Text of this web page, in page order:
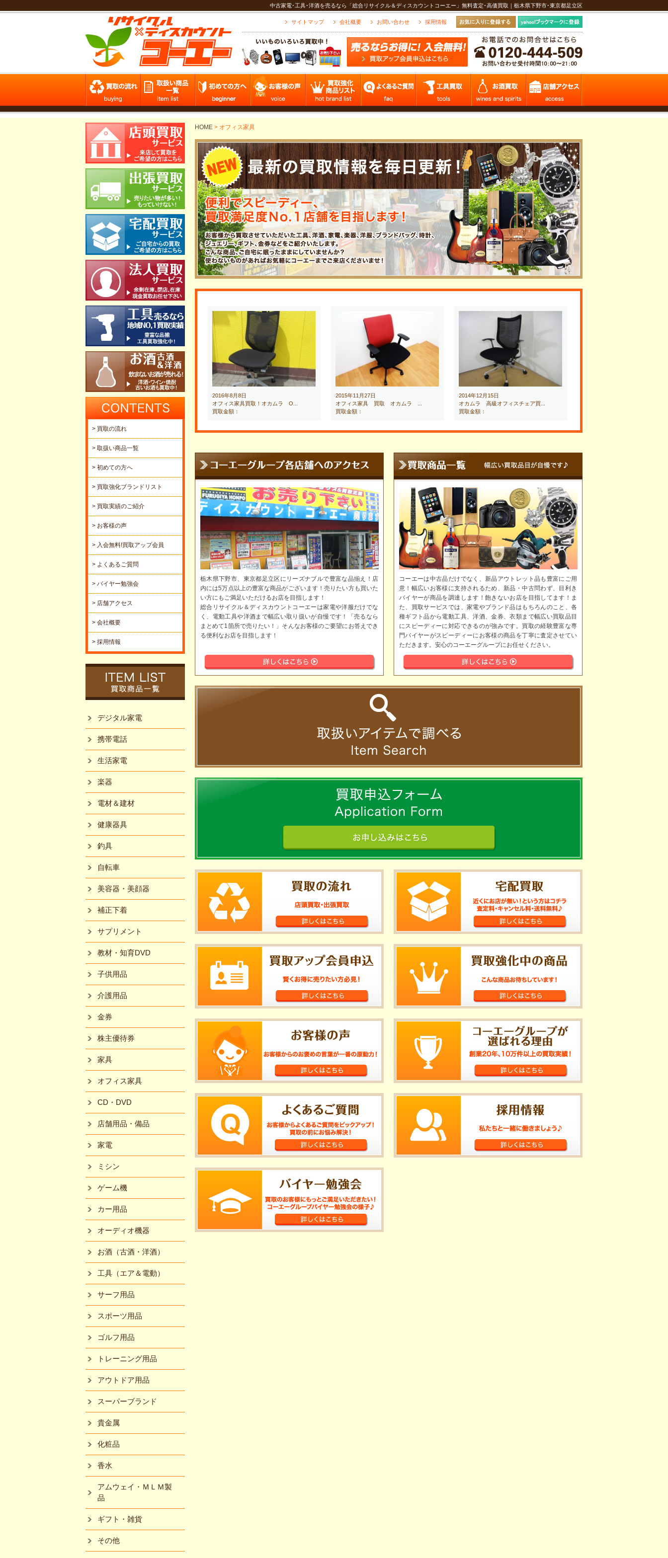
中古家電･工具･洋酒を売るなら「総合リサイクル＆ディスカウントコーエー」無料査定･高価買取｜栃木県下野市･東京都足立区
サイトマップ 会社概要 お問い合わせ 採用情報
HOME > オフィス家具
2016年8月8日
オフィス家具買取！オカムラ O...
買取金額：
2015年11月27日
オフィス家具 買取 オカムラ ...
買取金額：
2014年12月15日
オカムラ 高級オフィスチェア買...
買取金額：
栃木県下野市、東京都足立区にリーズナブルで豊富な品揃え！店
内には5万点以上の豊富な商品がございます！売りたい方も買いた
い方にもご満足いただけるお店を目指します！
総合リサイクル＆ディスカウントコーエーは家電や洋服だけでな
く、電動工具や洋酒まで幅広い取り扱いが自慢です！「売るなら
まとめて1箇所で売りたい！」そんなお客様のご要望にお答えでき
る便利なお店を目指します！
コーエーは中古品だけでなく、新品アウトレット品も豊富にご用
意！幅広いお客様に支持されるため、新品・中古問わず、目利き
バイヤーが商品を調達します！飽きないお店を目指してます！ま
た、買取サービスでは、家電やブランド品はもちろんのこと、各
種ギフト品から電動工具、洋酒、金券、衣類まで幅広い買取品目
にスピーディーに対応できるのが強みです。買取の経験豊富な専
門バイヤーがスピーディーにお客様の商品を丁寧に査定させてい
ただきます。安心のコーエーグループにお任せください。
> 買取の流れ
> 取扱い商品一覧
> 初めての方へ
> 買取強化ブランドリスト
> 買取実績のご紹介
> お客様の声
> 入会無料!買取アップ会員
> よくあるご質問
> バイヤー勉強会
> 店舗アクセス
> 会社概要
> 採用情報
デジタル家電
携帯電話
生活家電
楽器
電材＆建材
健康器具
釣具
自転車
美容器・美顔器
補正下着
サプリメント
教材・知育DVD
子供用品
介護用品
金券
株主優待券
家具
オフィス家具
CD・DVD
店舗用品・備品
家電
ミシン
ゲーム機
カー用品
オーディオ機器
お酒（古酒・洋酒）
工具（エア＆電動）
サーフ用品
スポーツ用品
ゴルフ用品
トレーニング用品
アウトドア用品
スーパーブランド
貴金属
化粧品
香水
アムウェイ・ＭＬＭ製
品
ギフト・雑貨
その他